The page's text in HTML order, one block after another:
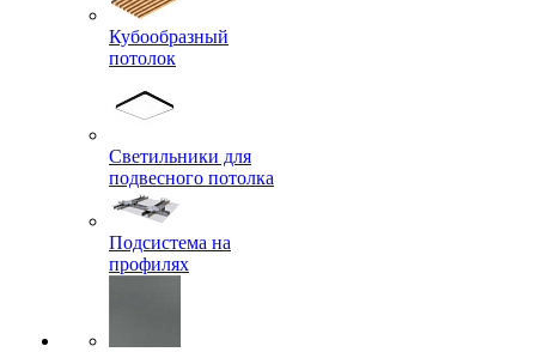
Кубообразный
потолок
Светильники для
подвесного потолка
Подсистема на
профилях